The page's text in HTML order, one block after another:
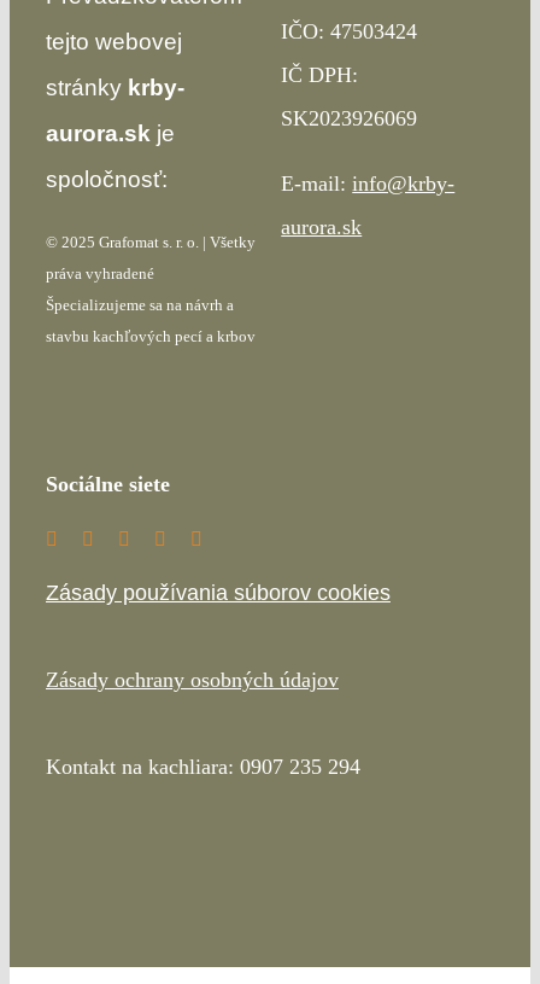
tejto webovej
stránky krby-
aurora.sk je
spoločnosť:
© 2025 Grafomat s. r. o. | Všetky
práva vyhradené
Špecializujeme sa na návrh a
stavbu kachľových pecí a krbov
IČO: 47503424
IČ DPH:
SK2023926069
E-mail:info@krby-
aurora.sk
Sociálne siete
Zásady používania súborov cookies
Zásady ochrany osobných údajov
Kontakt na kachliara: 0907 235 294